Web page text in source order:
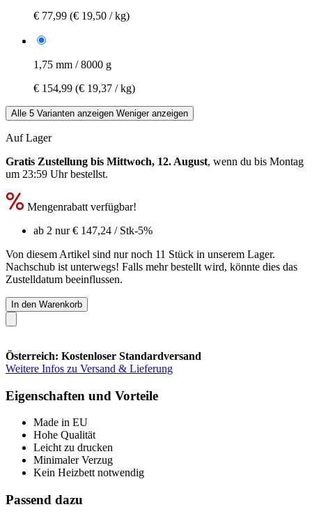
€ 77,99 (€ 19,50 / kg)
1,75 mm / 8000 g
€ 154,99 (€ 19,37 / kg)
Alle 5 Varianten anzeigen Weniger anzeigen
Auf Lager
Gratis Zustellung bis Mittwoch, 12. August, wenn du bis Montag
um 23:59 Uhrbestellst.
Mengenrabatt verfügbar!
ab 2 nur€ 147,24 / Stk-5%
Von diesem Artikel sind nur noch 11 Stück in unserem Lager.
Nachschub ist unterwegs! Falls mehr bestellt wird, könnte dies das
Zustelldatum beeinflussen.
In den Warenkorb
Österreich: Kostenloser Standardversand
Weitere Infos zu Versand & Lieferung
Eigenschaften und Vorteile
Made in EU
Hohe Qualität
Leicht zu drucken
Minimaler Verzug
Kein Heizbett notwendig
Passend dazu